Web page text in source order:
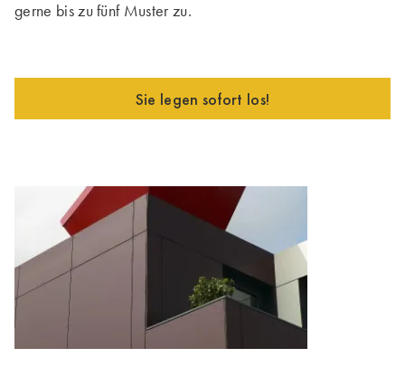
gerne bis zu fünf Muster zu.
Sie legen sofort los!